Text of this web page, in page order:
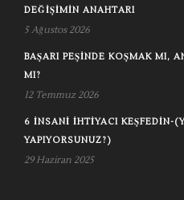
DEĞIŞIMIN ANAHTARI
5 Ağustos 2026
BAŞARI PEŞINDE KOŞMAK MI,
MI?
12 Temmuz 2026
6 İNSANI İHTIYACI KEŞFEDIN-
YAPIYORSUNUZ?)
29 Haziran 2025